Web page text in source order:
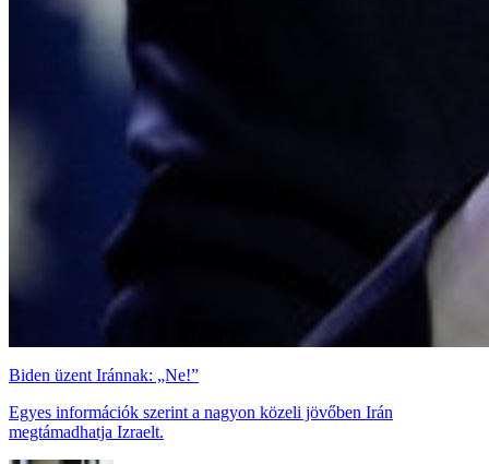
Biden üzent Iránnak: „Ne!”
Egyes információk szerint a nagyon közeli jövőben Irán
megtámadhatja Izraelt.